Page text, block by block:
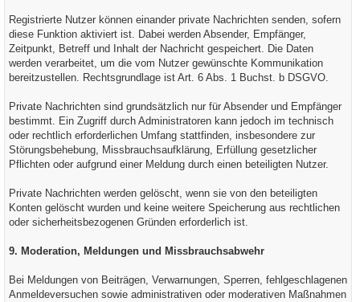
Registrierte Nutzer können einander private Nachrichten senden, sofern
diese Funktion aktiviert ist. Dabei werden Absender, Empfänger,
Zeitpunkt, Betreff und Inhalt der Nachricht gespeichert. Die Daten
werden verarbeitet, um die vom Nutzer gewünschte Kommunikation
bereitzustellen. Rechtsgrundlage ist Art. 6 Abs. 1 Buchst. b DSGVO.
Private Nachrichten sind grundsätzlich nur für Absender und Empfänger
bestimmt. Ein Zugriff durch Administratoren kann jedoch im technisch
oder rechtlich erforderlichen Umfang stattfinden, insbesondere zur
Störungsbehebung, Missbrauchsaufklärung, Erfüllung gesetzlicher
Pflichten oder aufgrund einer Meldung durch einen beteiligten Nutzer.
Private Nachrichten werden gelöscht, wenn sie von den beteiligten
Konten gelöscht wurden und keine weitere Speicherung aus rechtlichen
oder sicherheitsbezogenen Gründen erforderlich ist.
9. Moderation, Meldungen und Missbrauchsabwehr
Bei Meldungen von Beiträgen, Verwarnungen, Sperren, fehlgeschlagenen
Anmeldeversuchen sowie administrativen oder moderativen Maßnahmen